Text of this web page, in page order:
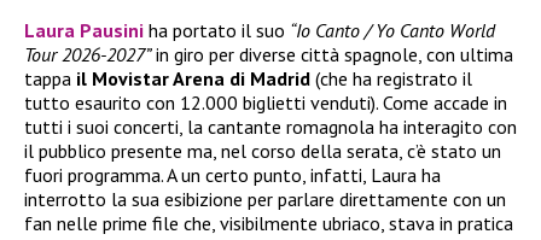
Laura Pausini ha portato il suo “Io Canto / Yo Canto World
Tour 2026-2027”in giro per diverse città spagnole, con ultima
tappa il Movistar Arena di Madrid (che ha registrato il
tutto esaurito con 12.000 biglietti venduti). Come accade in
tutti i suoi concerti, la cantante romagnola ha interagito con
il pubblico presente ma, nel corso della serata, c’è stato un
fuori programma. A un certo punto, infatti, Laura ha
interrotto la sua esibizione per parlare direttamente con un
fan nelle prime file che, visibilmente ubriaco, stava in pratica